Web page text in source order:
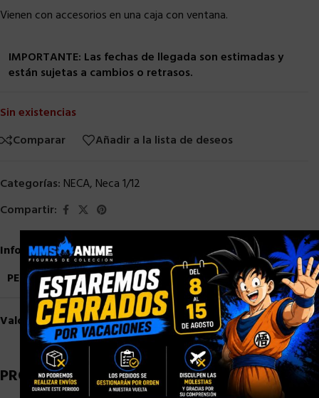
Vienen con accesorios en una caja con ventana.
IMPORTANTE: Las fechas de llegada son estimadas y
están sujetas a cambios o retrasos.
Sin existencias
Comparar
Añadir a la lista de deseos
Categorías: NECA, Neca 1/12
Compartir:
Información adicional
PESO
0,9 kg
Valoraciones (0)
PRODUCTOS RELACIONADOS
×